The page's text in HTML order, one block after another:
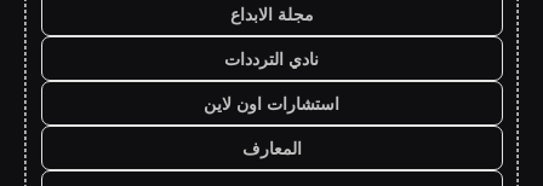
مجلة الابداع
نادي الترددات
استشارات اون لاين
المعارف